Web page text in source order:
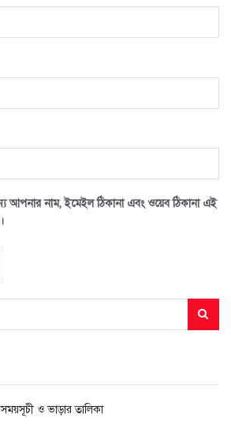
আপনার নাম, ইমেইল ঠিকানা এবং ওয়েব ঠিকানা এই
ও ভাড়ার তালিকা